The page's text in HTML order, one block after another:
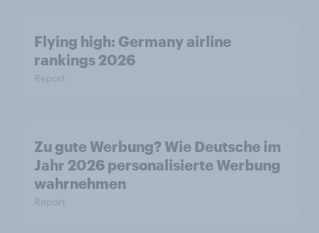
Flying high: Germany airline
rankings 2026
Report
Zu gute Werbung? Wie Deutsche im
Jahr 2026 personalisierte Werbung
wahrnehmen
Report